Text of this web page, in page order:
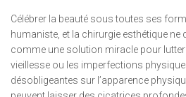
Célébrer la beauté sous toutes ses
humaniste, et la chirurgie esthétique ne
comme une solution miracle pour
vieillesse ou les imperfections
désobligeantes sur l’apparence